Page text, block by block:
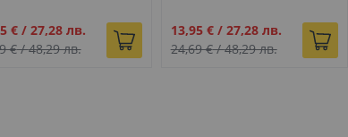
€/ 27,28 лв.
€/48,29 лв.
Промо
цена
13,95 €/ 27,28 лв.
24,69 €/48,29 лв.